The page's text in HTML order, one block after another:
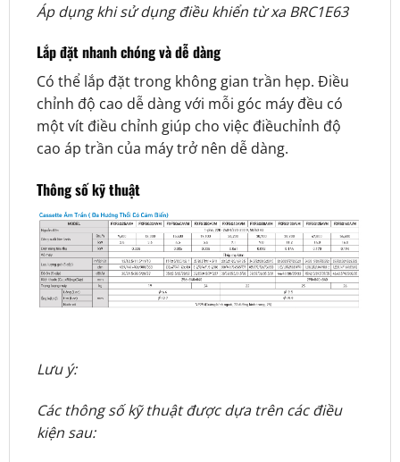
Áp dụng khi sử dụng điều khiển từ xa BRC1E63
Lắp đặt nhanh chóng và dễ dàng
Có thể lắp đặt trong không gian trần hẹp. Điều
chỉnh độ cao dễ dàng với mỗi góc máy đều có
một vít điều chỉnh giúp cho việc điềuchỉnh độ
cao áp trần của máy trở nên dễ dàng.
Thông số kỹ thuật
Lưu ý:
Các thông số kỹ thuật được dựa trên các điều
kiện sau: